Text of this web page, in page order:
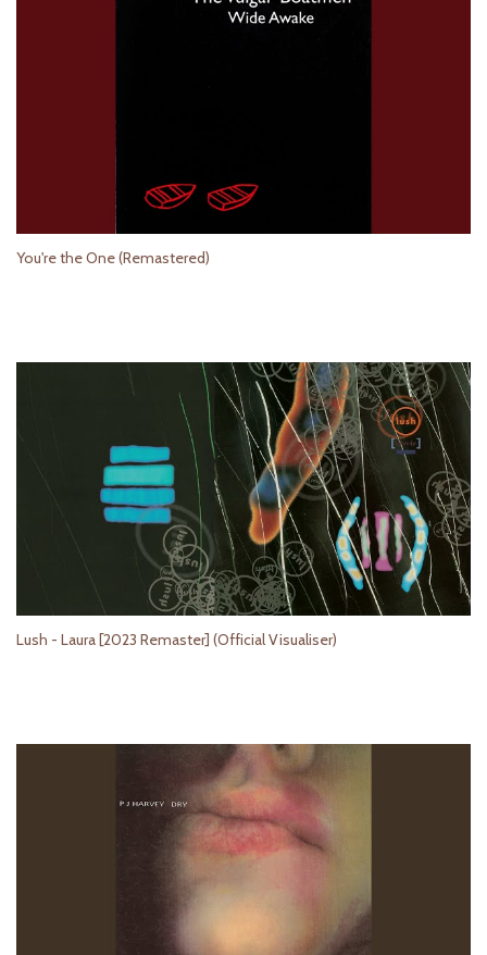
You're the One (Remastered)
Lush - Laura [2023 Remaster] (Official Visualiser)